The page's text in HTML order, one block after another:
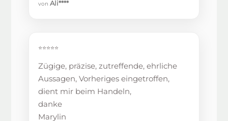
vonAli****
⭐⭐⭐⭐⭐
Zügige, präzise, zutreffende, ehrliche
Aussagen, Vorheriges eingetroffen,
dient mir beim Handeln,
danke
Marylin